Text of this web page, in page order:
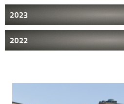
2023
2022